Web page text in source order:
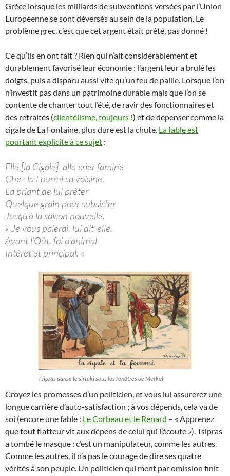
Grèce lorsque les milliards de subventions versées par l’Union
Européenne se sont déversés au sein de la population. Le
problème grec, c’est que cet argent était prêté, pas donné !
Ce qu’ils en ont fait ? Rien qui n’ait considérablement et
durablement favorisé leur économie : l’argent leur a brulé les
doigts, puis a disparu aussi vite qu’un feu de paille. Lorsque l’on
n’investit pas dans un patrimoine durable mais que l’on se
contente de chanter tout l’été, de ravir des fonctionnaires et
des retraités (clientélisme, toujours !) et de dépenser comme la
cigale de La Fontaine, plus dure est la chute. La fable est
pourtant explicite à ce sujet :
Elle [la Cigale] alla crier famine
Chez la Fourmi sa voisine,
La priant de lui prêter
Quelque grain pour subsister
Jusqu’à la saison nouvelle.
« Je vous paierai, lui dit-elle,
Avant l’Oût, foi d’animal,
Intérêt et principal. «
Tsipras danse le sirtaki sous les fenêtres de Merkel
Croyez les promesses d’un politicien, et vous lui assurerez une
longue carrière d’auto-satisfaction ; à vos dépends, cela va de
soi (encore une fable : Le Corbeau et le Renard – « Apprenez
que tout flatteur vit aux dépens de celui qui l’écoute »). Tsipras
a tombé le masque : c’est un manipulateur, comme les autres.
Comme les autres, il n’a pas le courage de dire ses quatre
vérités à son peuple. Un politicien qui ment par omission finit